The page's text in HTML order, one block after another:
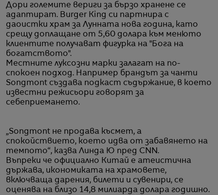
Дори големите вериги за бързо хранене се
адаптират. Burger King си партнира с
даоистки храм за Лунната нова година, като
срещу доплащане от 5,60 долара към менюто
клиентите получават фигурка на "Бога на
богатството".
Местните луксозни марки залагат на по-
спокоен подход. Например брандът за чанти
Songmont създава подкаст съдържание, в което
известни режисьори говорят за
себеприемането.
„Songmont не продава късмет, а
спокойствието, което идва от забавянето на
темпото“, казва Линда Ю пред CNN.
Въпреки че официално Китай е атеистична
държава, икономиката на храмовете,
включваща дарения, билети и сувенири, се
оценява на близо 14,8 милиарда долара годишно.